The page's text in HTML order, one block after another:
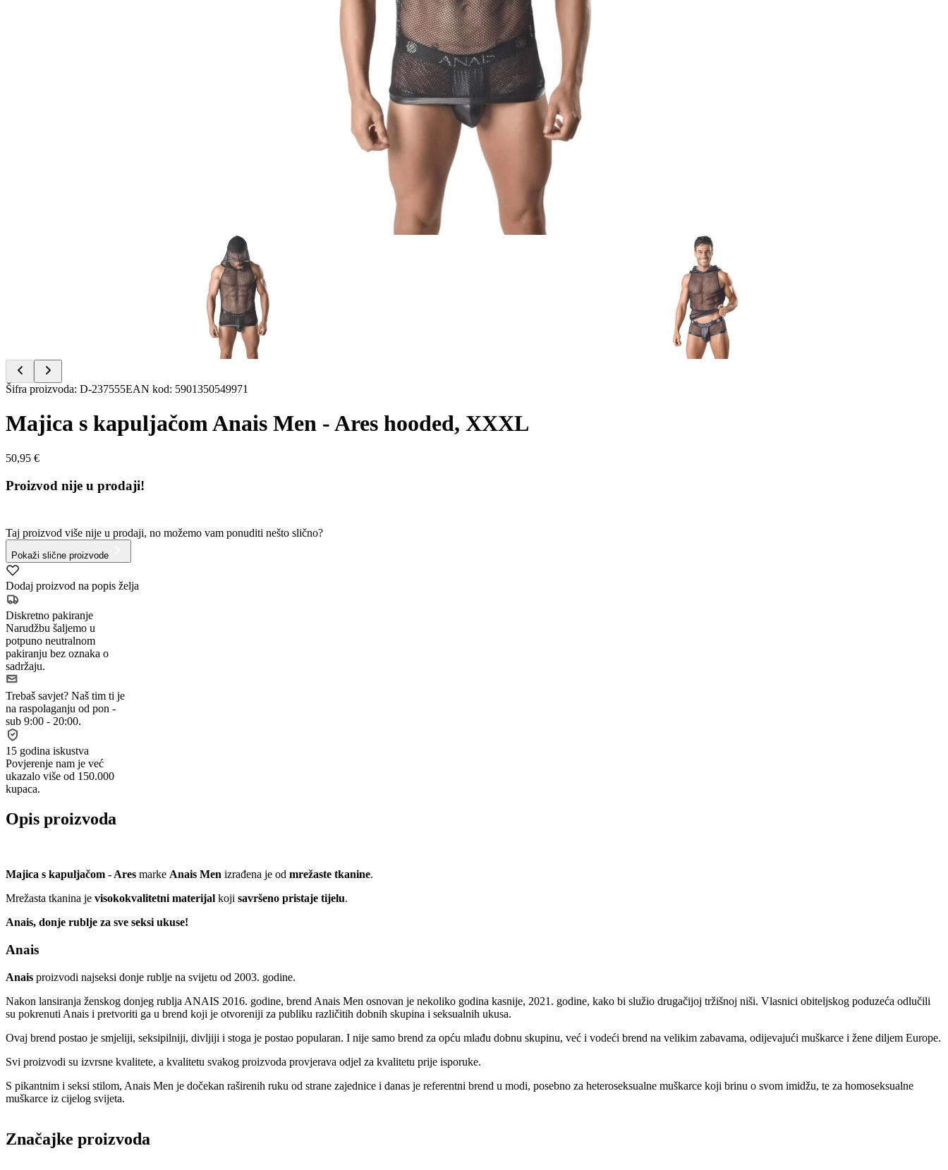
Item
of
Šifra proizvoda: D-237555EAN kod: 5901350549971
Majica s kapuljačom Anais Men - Ares hooded, XXXL
50,95 €
Proizvod nije u prodaji!
Taj proizvod više nije u prodaji, no možemo vam ponuditi nešto slično?
Pokaži slične proizvode
Dodaj proizvod na popis želja
Diskretno pakiranje
Narudžbu šaljemo u
potpuno neutralnom
pakiranju bez oznaka o
sadržaju.
Trebaš savjet? Naš tim ti je
na raspolaganju od pon -
sub 9:00 - 20:00.
15 godina iskustva
Povjerenje nam je već
ukazalo više od 150.000
kupaca.
Opis proizvoda
Majica s kapuljačom - Ares marke Anais Men izrađena je od mrežaste tkanine.
Mrežasta tkanina je visokokvalitetni materijal koji savršeno pristaje tijelu.
Anais, donje rublje za sve seksi ukuse!
Anais
Anais proizvodi najseksi donje rublje na svijetu od 2003. godine.
Nakon lansiranja ženskog donjeg rublja ANAIS 2016. godine, brend Anais Men osnovan je nekoliko godina kasnije, 2021. godine, kako bi služio drugačijoj tržišnoj niši. Vlasnici obiteljskog poduzeća odlučili
su pokrenuti Anais i pretvoriti ga u brend koji je otvoreniji za publiku različitih dobnih skupina i seksualnih ukusa.
Ovaj brend postao je smjeliji, seksipilniji, divljiji i stoga je postao popularan. I nije samo brend za opću mlađu dobnu skupinu, već i vodeći brend na velikim zabavama, odijevajući muškarce i žene diljem Europe.
Svi proizvodi su izvrsne kvalitete, a kvalitetu svakog proizvoda provjerava odjel za kvalitetu prije isporuke.
S pikantnim i seksi stilom, Anais Men je dočekan raširenih ruku od strane zajednice i danas je referentni brend u modi, posebno za heteroseksualne muškarce koji brinu o svom imidžu, te za homoseksualne
muškarce iz cijelog svijeta.
Značajke proizvoda